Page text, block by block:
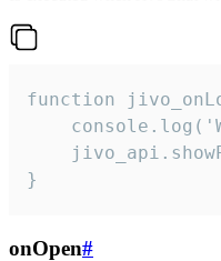
function
}
onOpen#